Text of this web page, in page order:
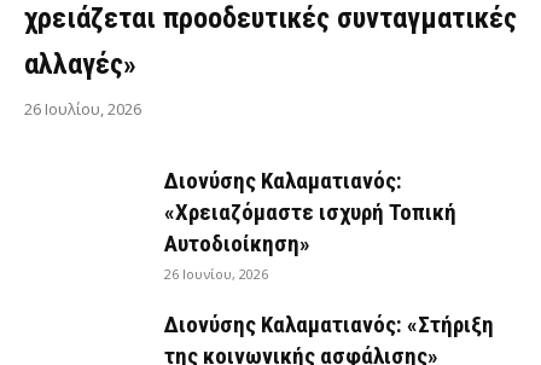
χρειάζεται προοδευτικές συνταγματικές
αλλαγές»
26 Ιουλίου, 2026
Διονύσης Καλαματιανός:
«Χρειαζόμαστε ισχυρή Τοπική
Αυτοδιοίκηση»
26 Ιουνίου, 2026
Διονύσης Καλαματιανός: «Στήριξη
της κοινωνικής ασφάλισης»